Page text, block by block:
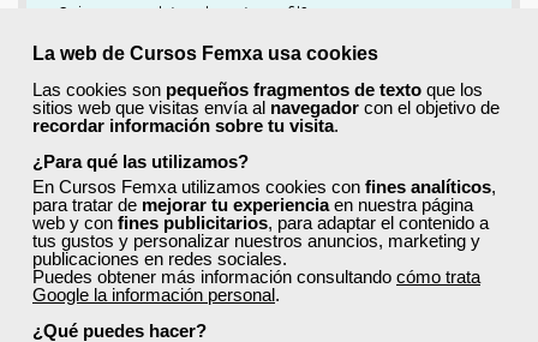
La web de Cursos Femxa usa cookies
Las cookies son pequeños fragmentos de texto que los
sitios web que visitas envía al navegador con el objetivo de
recordar información sobre tu visita.
¿Para qué las utilizamos?
En Cursos Femxa utilizamos cookies con fines analíticos,
para tratar de mejorar tu experienciaen nuestra página
web y con fines publicitarios, para adaptar el contenido a
tus gustos y personalizar nuestros anuncios, marketing y
publicaciones en redes sociales.
Puedes obtener más información consultando cómo trata
Google la información personal.
¿Qué puedes hacer?
¿Quieres completar ahora tu perfil?
Si
No, completaré mi perfil más adelante
Newsletter
Si, quiero recibir información sobre cursos, ofertas
exclusivas y recursos para el aprendizaje.
Términos y condiciones
He leído y acepto la Política de Privacidad
Registrarse